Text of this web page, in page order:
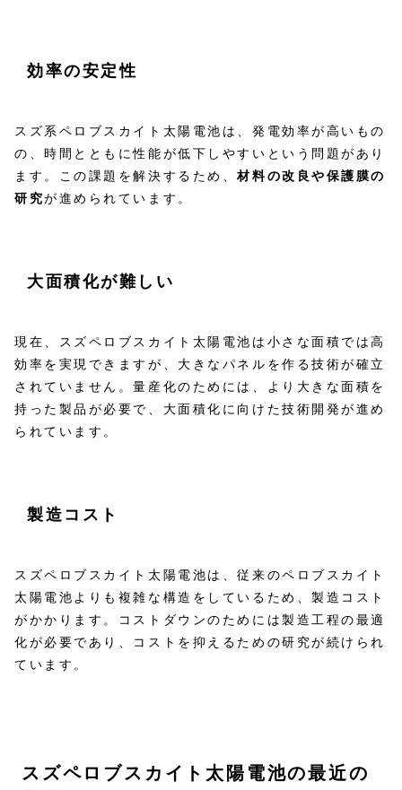
効率の安定性
スズ系ペロブスカイト太陽電池は、発電効率が高いもの
の、時間とともに性能が低下しやすいという問題があり
ます。この課題を解決するため、材料の改良や保護膜の
研究が進められています。
大面積化が難しい
現在、スズペロブスカイト太陽電池は小さな面積では高
効率を実現できますが、大きなパネルを作る技術が確立
されていません。量産化のためには、より大きな面積を
持った製品が必要で、大面積化に向けた技術開発が進め
られています。
製造コスト
スズペロブスカイト太陽電池は、従来のペロブスカイト
太陽電池よりも複雑な構造をしているため、製造コスト
がかかります。コストダウンのためには製造工程の最適
化が必要であり、コストを抑えるための研究が続けられ
ています。
スズペロブスカイト太陽電池の最近の